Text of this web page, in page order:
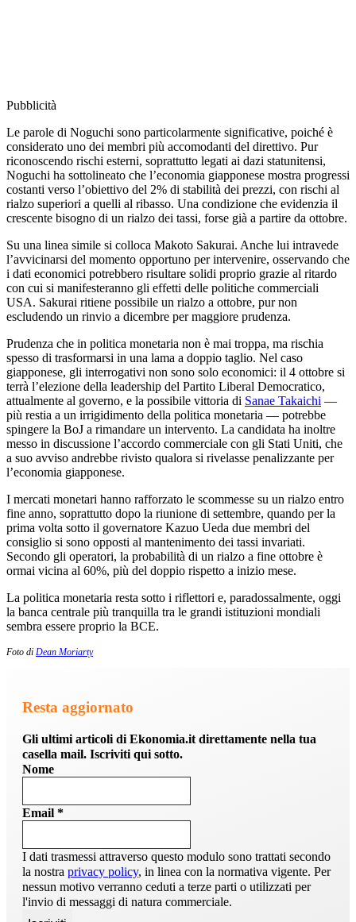
Pubblicità
Le parole di Noguchi sono particolarmente significative, poiché è
considerato uno dei membri più accomodanti del direttivo. Pur
riconoscendo rischi esterni, soprattutto legati ai dazi statunitensi,
Noguchi ha sottolineato che l’economia giapponese mostra progressi
costanti verso l’obiettivo del 2% di stabilità dei prezzi, con rischi al
rialzo superiori a quelli al ribasso. Una condizione che evidenzia il
crescente bisogno di un rialzo dei tassi, forse già a partire da ottobre.
Su una linea simile si colloca Makoto Sakurai. Anche lui intravede
l’avvicinarsi del momento opportuno per intervenire, osservando che
i dati economici potrebbero risultare solidi proprio grazie al ritardo
con cui si manifesteranno gli effetti delle politiche commerciali
USA. Sakurai ritiene possibile un rialzo a ottobre, pur non
escludendo un rinvio a dicembre per maggiore prudenza.
Prudenza che in politica monetaria non è mai troppa, ma rischia
spesso di trasformarsi in una lama a doppio taglio. Nel caso
giapponese, gli interrogativi non sono solo economici: il 4 ottobre si
terrà l’elezione della leadership del Partito Liberal Democratico,
attualmente al governo, e la possibile vittoria di Sanae Takaichi —
più restia a un irrigidimento della politica monetaria — potrebbe
spingere la BoJ a rimandare un intervento. La candidata ha inoltre
messo in discussione l’accordo commerciale con gli Stati Uniti, che
a suo avviso andrebbe rivisto qualora si rivelasse penalizzante per
l’economia giapponese.
I mercati monetari hanno rafforzato le scommesse su un rialzo entro
fine anno, soprattutto dopo la riunione di settembre, quando per la
prima volta sotto il governatore Kazuo Ueda due membri del
consiglio si sono opposti al mantenimento dei tassi invariati.
Secondo gli operatori, la probabilità di un rialzo a fine ottobre è
ormai vicina al 60%, più del doppio rispetto a inizio mese.
La politica monetaria resta sotto i riflettori e, paradossalmente, oggi
la banca centrale più tranquilla tra le grandi istituzioni mondiali
sembra essere proprio la BCE.
Foto di Dean Moriarty
Resta aggiornato
Gli ultimi articoli di Ekonomia.it direttamente nella tua
casella mail. Iscriviti qui sotto.
Nome
Email *
I dati trasmessi attraverso questo modulo sono trattati secondo
la nostra privacy policy, in linea con la normativa vigente. Per
nessun motivo verranno ceduti a terze parti o utilizzati per
l'invio di messaggi di natura commerciale.